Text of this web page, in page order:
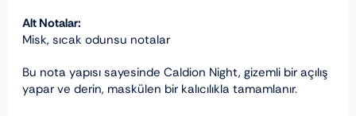
Alt Notalar:
Misk, sıcak odunsu notalar
Bu nota yapısı sayesinde Caldion Night, gizemli bir açılış
yapar ve derin, maskülen bir kalıcılıkla tamamlanır.